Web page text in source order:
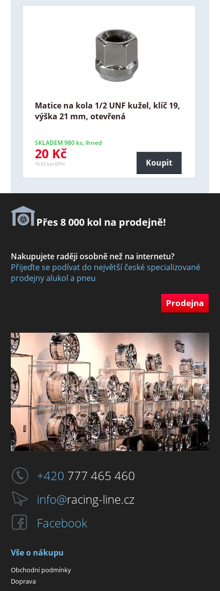
Matice na kola 1/2 UNF kužel, klíč 19,
výška 21 mm, otevřená
SKLADEM 980 ks, ihned
20 Kč
16 Kč bez DPH Koupit
Přes 8 000 kol na prodejně!
Nakupujete raději osobně než na internetu?
Přijeďte se podívat do největší české specializované
prodejny alukol a pneu
Prodejna
+420 777 465 460
info@racing-line.cz
Facebook
Vše o nákupu
Obchodní podmínky
Doprava